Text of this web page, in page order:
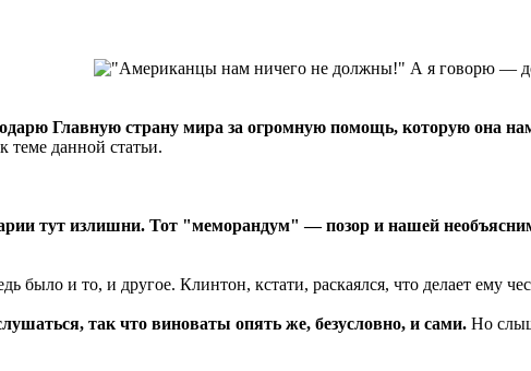
Главную страну мира за огромную помощь, которую она
теме данной статьи.
тут излишни. Тот "меморандум" — позор и нашей
было и то, и другое. Клинтон, кстати, раскаялся, что делает ему
так что виноваты опять же, безусловно, и сами. Но